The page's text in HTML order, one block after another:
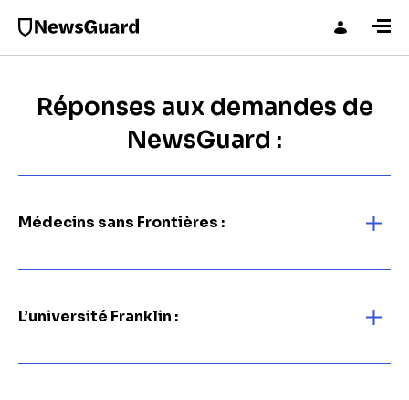
Réponses aux demandes de
NewsGuard :
Médecins sans Frontières :
L’université Franklin :